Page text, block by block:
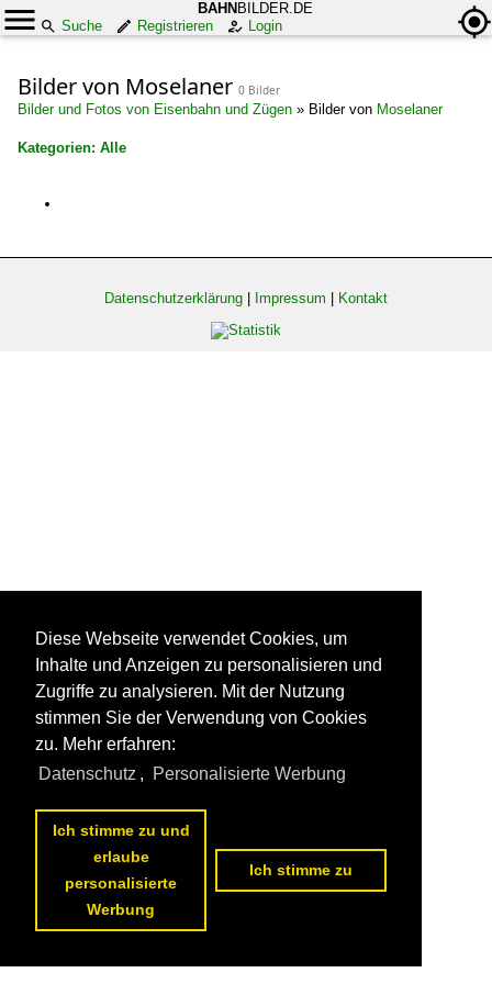
BAHN BILDER.DE
Suche
Registrieren Login
Bilder von Moselaner 0 Bilder
Bilder und Fotos von Eisenbahn und Zügen » Bilder von Moselaner
Kategorien: Alle
Alle Kategorien
Datenschutzerklärung Impressum Kontakt
Diese Webseite verwendet Cookies, um
Inhalte und Anzeigen zu personalisieren und
Zugriffe zu analysieren. Mit der Nutzung
stimmen Sie der Verwendung von Cookies
zu. Mehr erfahren:
Datenschutz , Personalisierte Werbung
Ich stimme zu und
erlaube
personalisierte
Werbung
Ich stimme zu